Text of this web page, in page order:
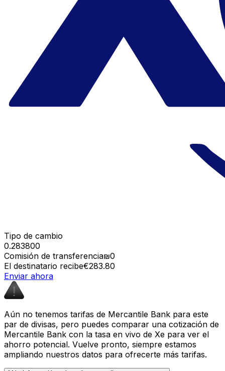
Tipo de cambio
0.283800
Comisión de transferencia₪0
El destinatario recibe€283.80
Enviar ahora
Aún no tenemos tarifas de Mercantile Bank para este
par de divisas, pero puedes comparar una cotización de
Mercantile Bank con la tasa en vivo de Xe para ver el
ahorro potencial. Vuelve pronto, siempre estamos
ampliando nuestros datos para ofrecerte más tarifas.